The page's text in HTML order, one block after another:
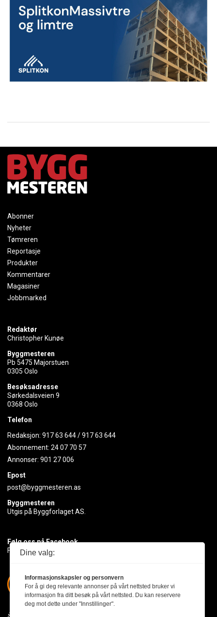
Abonner
Nyheter
Tømreren
Reportasje
Produkter
Kommentarer
Magasiner
Jobbmarked
Redaktør
Christopher Kunøe
Byggmesteren
Pb 5475 Majorstuen
0305 Oslo
Besøksadresse
Sørkedalsveien 9
0368 Oslo
Telefon
Redaksjon: 917 63 644/917 63 644
Abonnement: 24 07 70 57
Annonser: 901 27 006
Epost
post@byggmesteren.as
Byggmesteren
Utgis på Byggforlaget AS.
Følg oss på Facebook
Få med deg det siste innen byggebransjen
Dine valg:
Informasjonskapsler og personvern
For å gi deg relevante annonser på vårt nettsted bruker vi
informasjon fra ditt besøk på vårt nettsted. Du kan reservere
deg mot dette under "Innstillinger".